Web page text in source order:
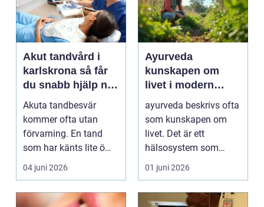
Akut tandvård i
karlskrona så får
du snabb hjälp när
tanden krisar
Akuta tandbesvär
kommer ofta utan
förvarning. En tand
som har känts lite öm
kan plötsligt göra så
on...
04 juni 2026
Ayurveda
kunskapen om
livet i modern
vardag
ayurveda beskrivs ofta
som kunskapen om
livet. Det är ett
hälsosystem som
betonar balans, helhet
och...
01 juni 2026